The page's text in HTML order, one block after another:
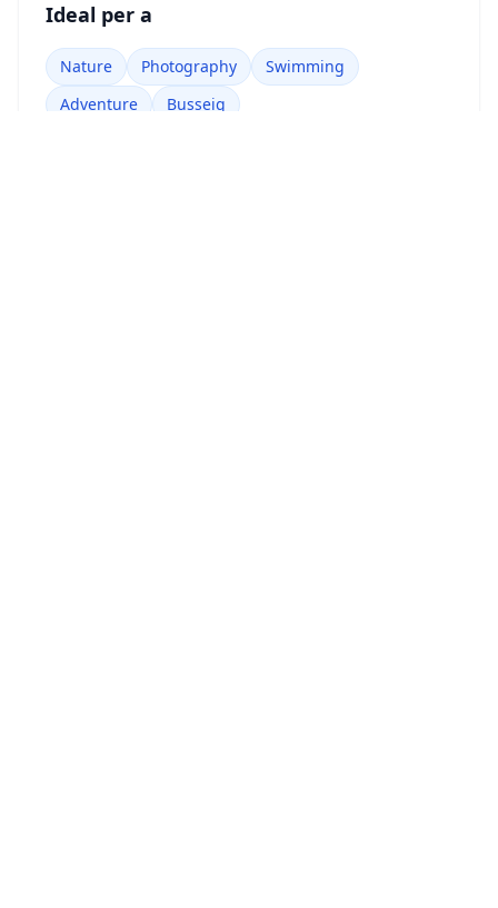
Ideal per a
Nature Photography
Swimming
Adventure
Busseig